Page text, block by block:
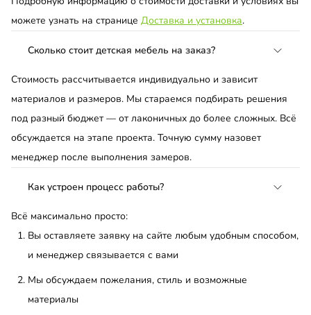
можете узнать на странице Доставка и установка.
Сколько стоит детская мебель на заказ?
Стоимость рассчитывается индивидуально и зависит
материалов и размеров. Мы стараемся подбирать решения
под разный бюджет — от лаконичных до более сложных. Всё
обсуждается на этапе проекта. Точную сумму назовет
менеджер после выполнения замеров.
Как устроен процесс работы?
Всё максимально просто:
Вы оставляете заявку на сайте любым удобным способом,
и менеджер связывается с вами
Мы обсуждаем пожелания, стиль и возможные
материалы